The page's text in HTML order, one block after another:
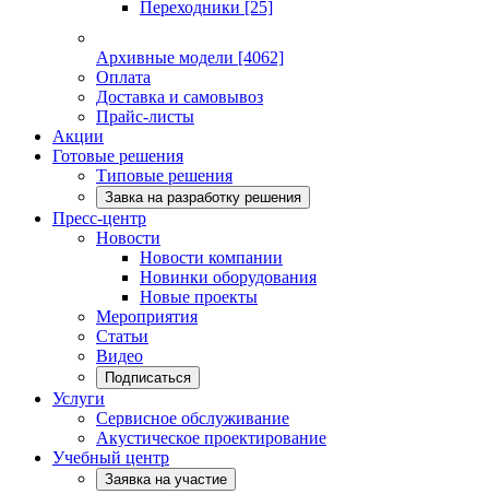
Переходники [25]
Архивные модели [4062]
Оплата
Доставка и самовывоз
Прайс-листы
Акции
Готовые решения
Типовые решения
Завка на разработку решения
Пресс-центр
Новости
Новости компании
Новинки оборудования
Новые проекты
Мероприятия
Статьи
Видео
Подписаться
Услуги
Сервисное обслуживание
Акустическое проектирование
Учебный центр
Заявка на участие